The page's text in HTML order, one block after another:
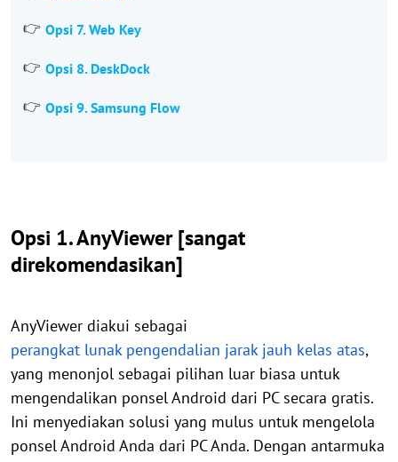
Opsi 7. Web Key
Opsi 8. DeskDock
Opsi 9. Samsung Flow
Opsi 1. AnyViewer [sangat
direkomendasikan]
AnyViewer diakui sebagai
perangkat lunak pengendalian jarak jauh kelas atas,
yang menonjol sebagai pilihan luar biasa untuk
mengendalikan ponsel Android dari PC secara gratis.
Ini menyediakan solusi yang mulus untuk mengelola
ponsel Android Anda dari PC Anda. Dengan antarmuka